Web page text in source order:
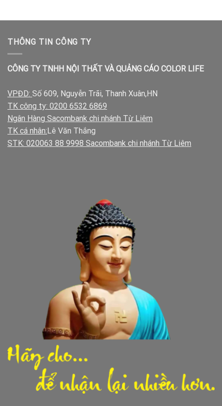
THÔNG TIN CÔNG TY
CÔNG TY TNHH NỘI THẤT VÀ QUẢNG CÁO COLOR LIFE
VPĐD: Số 609, Nguyễn Trãi, Thanh Xuân,HN
TK công ty: 0200 6532 6869
Ngân Hàng Sacombank chi nhánh Từ Liêm
TK cá nhân: Lê Văn Thắng
STK: 020063 88 9998 Sacombank chi nhánh Từ Liêm